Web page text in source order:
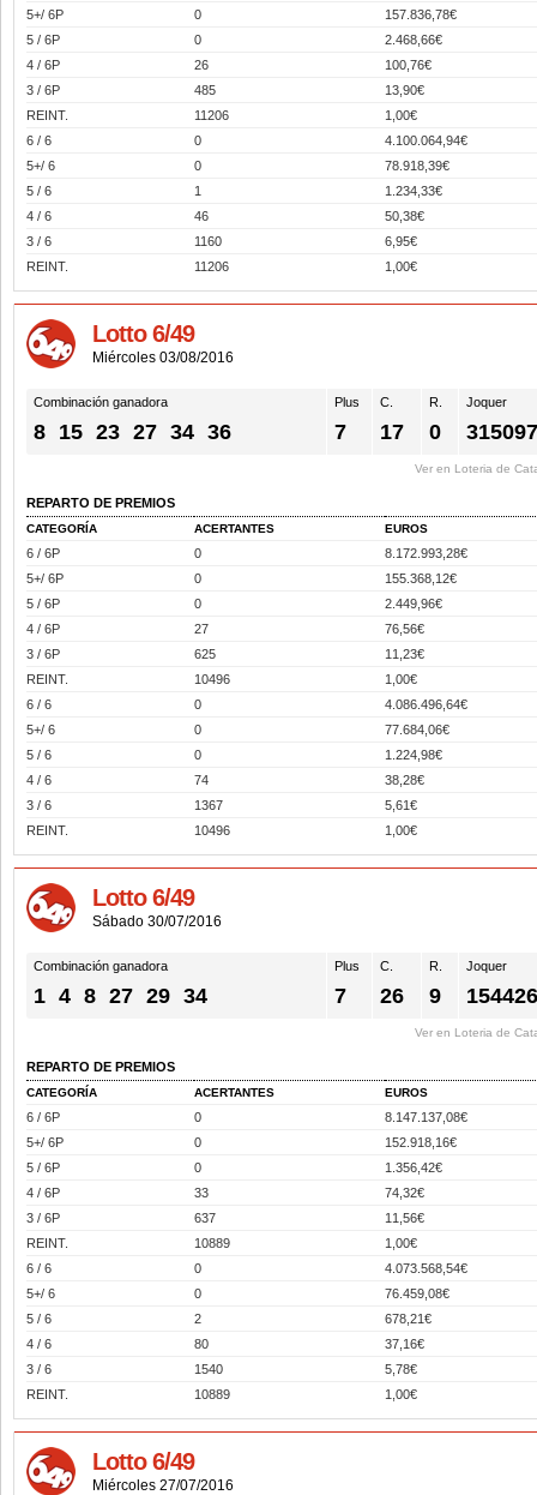
5+/ 6P
0
157.836,78€
5 / 6P
0
2.468,66€
4 / 6P
26
100,76€
3 / 6P
485
13,90€
REINT.
11206
1,00€
6 / 6
0
4.100.064,94€
5+/ 6
0
78.918,39€
5 / 6
1
1.234,33€
4 / 6
46
50,38€
3 / 6
1160
6,95€
REINT.
11206 1,00€
Lotto 6/49
Miércoles 03/08/2016
Combinación ganadora
8 15 23 27 34 36
Plus
7
C.
17
R.
0
Joquer
Ver en Loteria de
REPARTO DE PREMIOS
CATEGORÍA ACERTANTES EUROS
6 / 6P 0
8.172.993,28€
5+/ 6P
0
155.368,12€
5 / 6P
0
2.449,96€
4 / 6P
27
76,56€
3 / 6P
625
11,23€
REINT.
10496
1,00€
6 / 6
0
4.086.496,64€
5+/ 6
0
77.684,06€
5 / 6
0
1.224,98€
4 / 6
74
38,28€
3 / 6
1367
5,61€
REINT.
10496 1,00€
Lotto 6/49
Sábado 30/07/2016
Combinación ganadora
1 4 8 27 29 34
Plus
7
C.
26
R.
9
Joquer
Ver en Loteria de
REPARTO DE PREMIOS
CATEGORÍA ACERTANTES EUROS
6 / 6P 0
8.147.137,08€
5+/ 6P
0
152.918,16€
5 / 6P
0
1.356,42€
4 / 6P
33
74,32€
3 / 6P
637
11,56€
REINT.
10889
1,00€
6 / 6
0
4.073.568,54€
5+/ 6
0
76.459,08€
5 / 6
2
678,21€
4 / 6
80
37,16€
3 / 6
1540
5,78€
REINT.
10889 1,00€
Lotto 6/49
Miércoles 27/07/2016